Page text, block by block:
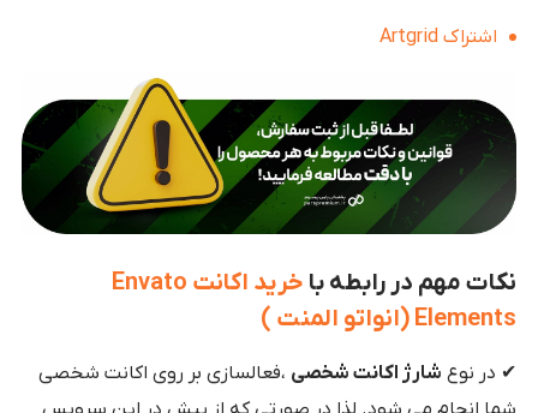
اشتراک Artgrid
نکات مهم در رابطه با
خرید اکانت Envato
Elements (انواتو المنت )
✔ در نوع شارژ اکانت شخصی ،فعالسازی بر روی اکانت شخصی